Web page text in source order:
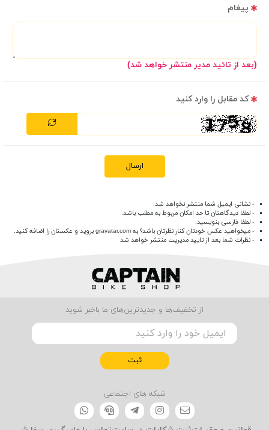
پیغام
(بعد از تائید مدیر منتشر خواهد شد)
کد مقابل را وارد کنید
ارسال
- نشانی ایمیل شما منتشر نخواهد شد.
- لطفا دیدگاهتان تا حد امکان مربوط به مطلب باشد.
- لطفا فارسی بنویسید.
- میخواهید عکس خودتان کنار نظرتان باشد؟ به gravatar.com بروید و عکستان را اضافه کنید.
- نظرات شما بعد از تایید مدیریت منتشر خواهد شد
از تخفیف‌ها و جدیدترین‌های ما باخبر شوید
ثبت
شبکه های اجتماعی